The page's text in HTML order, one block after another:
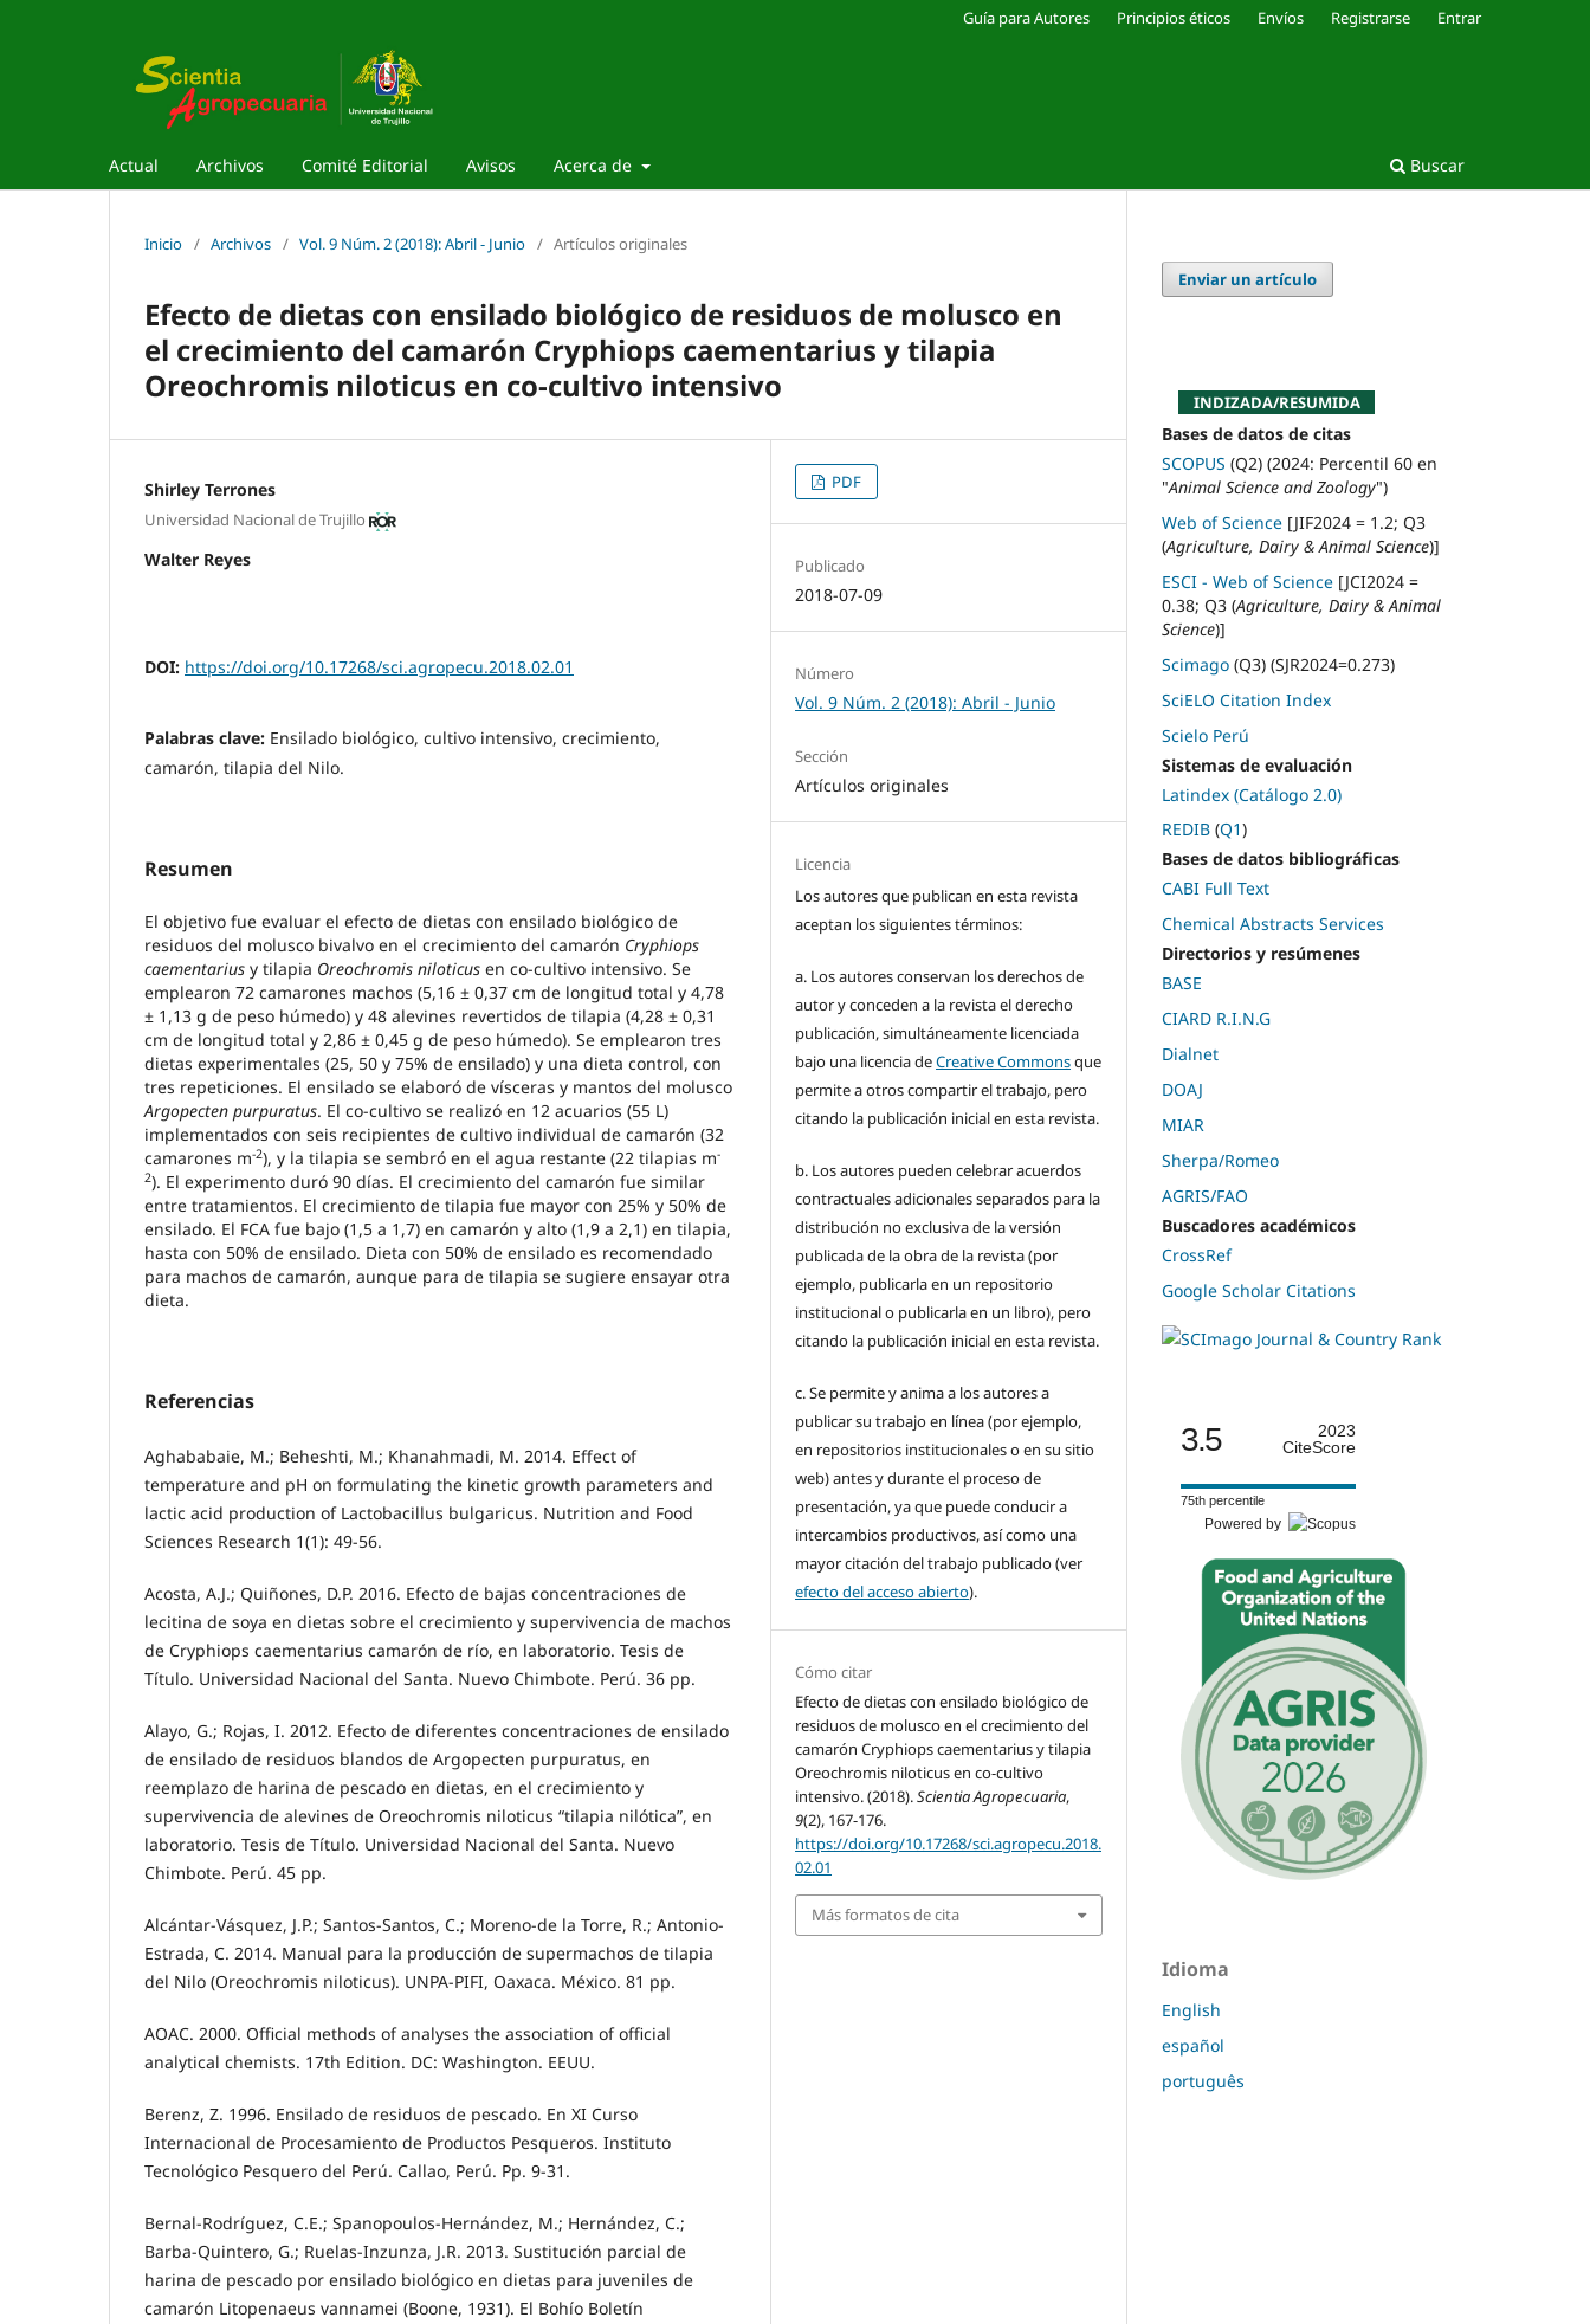
Actual Archivos Comité Editorial Avisos Acerca de Buscar
Guía para Autores Principios éticos Envíos Registrarse Entrar
Inicio / Archivos / Vol. 9 Núm. 2 (2018): Abril - Junio / Artículos originales
Efecto de dietas con ensilado biológico de residuos de molusco en
el crecimiento del camarón Cryphiops caementarius y tilapia
Oreochromis niloticus en co-cultivo intensivo
Shirley Terrones
Universidad Nacional de Trujillo
Walter Reyes
DOI: https://doi.org/10.17268/sci.agropecu.2018.02.01
Palabras clave: Ensilado biológico, cultivo intensivo, crecimiento,
camarón, tilapia del Nilo.
Resumen
El objetivo fue evaluar el efecto de dietas con ensilado biológico de
residuos del molusco bivalvo en el crecimiento del camarón Cryphiops
caementarius y tilapia Oreochromis niloticus en co-cultivo intensivo. Se
emplearon 72 camarones machos (5,16 ± 0,37 cm de longitud total y 4,78
± 1,13 g de peso húmedo) y 48 alevines revertidos de tilapia (4,28 ± 0,31
cm de longitud total y 2,86 ± 0,45 g de peso húmedo). Se emplearon tres
dietas experimentales (25, 50 y 75% de ensilado) y una dieta control, con
tres repeticiones. El ensilado se elaboró de vísceras y mantos del molusco
Argopecten purpuratus. El co-cultivo se realizó en 12 acuarios (55 L)
implementados con seis recipientes de cultivo individual de camarón (32
camarones m-2), y la tilapia se sembró en el agua restante (22 tilapias m-
2). El experimento duró 90 días. El crecimiento del camarón fue similar
entre tratamientos. El crecimiento de tilapia fue mayor con 25% y 50% de
ensilado. El FCA fue bajo (1,5 a 1,7) en camarón y alto (1,9 a 2,1) en tilapia,
hasta con 50% de ensilado. Dieta con 50% de ensilado es recomendado
para machos de camarón, aunque para de tilapia se sugiere ensayar otra
dieta.
Referencias
Aghababaie, M.; Beheshti, M.; Khanahmadi, M. 2014. Effect of
temperature and pH on formulating the kinetic growth parameters and
lactic acid production of Lactobacillus bulgaricus. Nutrition and Food
Sciences Research 1(1): 49-56.
Acosta, A.J.; Quiñones, D.P. 2016. Efecto de bajas concentraciones de
lecitina de soya en dietas sobre el crecimiento y supervivencia de machos
de Cryphiops caementarius camarón de río, en laboratorio. Tesis de
Título. Universidad Nacional del Santa. Nuevo Chimbote. Perú. 36 pp.
Alayo, G.; Rojas, I. 2012. Efecto de diferentes concentraciones de ensilado
de ensilado de residuos blandos de Argopecten purpuratus, en
reemplazo de harina de pescado en dietas, en el crecimiento y
supervivencia de alevines de Oreochromis niloticus “tilapia nilótica”, en
laboratorio. Tesis de Título. Universidad Nacional del Santa. Nuevo
Chimbote. Perú. 45 pp.
Alcántar-Vásquez, J.P.; Santos-Santos, C.; Moreno-de la Torre, R.; Antonio-
Estrada, C. 2014. Manual para la producción de supermachos de tilapia
del Nilo (Oreochromis niloticus). UNPA-PIFI, Oaxaca. México. 81 pp.
AOAC. 2000. Official methods of analyses the association of official
analytical chemists. 17th Edition. DC: Washington. EEUU.
Berenz, Z. 1996. Ensilado de residuos de pescado. En XI Curso
Internacional de Procesamiento de Productos Pesqueros. Instituto
Tecnológico Pesquero del Perú. Callao, Perú. Pp. 9-31.
Bernal-Rodríguez, C.E.; Spanopoulos-Hernández, M.; Hernández, C.;
Barba-Quintero, G.; Ruelas-Inzunza, J.R. 2013. Sustitución parcial de
harina de pescado por ensilado biológico en dietas para juveniles de
camarón Litopenaeus vannamei (Boone, 1931). El Bohío Boletín
PDF
Publicado
2018-07-09
Número
Vol. 9 Núm. 2 (2018): Abril - Junio
Sección
Artículos originales
Licencia
Los autores que publican en esta revista
aceptan los siguientes términos:
a. Los autores conservan los derechos de
autor y conceden a la revista el derecho
publicación, simultáneamente licenciada
bajo una licencia deCreative Commonsque
permite a otros compartir el trabajo, pero
citando la publicación inicial en esta revista.
b. Los autores pueden celebrar acuerdos
contractuales adicionales separados para la
distribución no exclusiva de la versión
publicada de la obra de la revista (por
ejemplo, publicarla en un repositorio
institucional o publicarla en un libro), pero
citando la publicación inicial en esta revista.
c. Se permite y anima a los autores a
publicar su trabajo en línea (por ejemplo,
en repositorios institucionales o en su sitio
web) antes y durante el proceso de
presentación, ya que puede conducir a
intercambios productivos, así como una
mayor citación del trabajo publicado (ver
efecto del acceso abierto).
Cómo citar
Efecto de dietas con ensilado biológico de
residuos de molusco en el crecimiento del
camarón Cryphiops caementarius y tilapia
Oreochromis niloticus en co-cultivo
intensivo. (2018).Scientia Agropecuaria,
9(2), 167-176.
https://doi.org/10.17268/sci.agropecu.2018.
02.01
Más formatos de cita
Enviar un artículo
INDIZADA/RESUMIDA
Bases de datos de citas
SCOPUS (Q2) (2024: Percentil 60 en
"Animal Science and Zoology")
Web of Science [JIF2024 = 1.2; Q3
(Agriculture, Dairy & Animal Science)]
ESCI - Web of Science [JCI2024 =
0.38; Q3 (Agriculture, Dairy & Animal
Science)]
Scimago (Q3) (SJR2024=0.273)
SciELO Citation Index
Scielo Perú
Sistemas de evaluación
Latindex (Catálogo 2.0)
REDIB (Q1)
Bases de datos bibliográficas
CABI Full Text
Chemical Abstracts Services
Directorios y resúmenes
BASE
CIARD R.I.N.G
Dialnet
DOAJ
MIAR
Sherpa/Romeo
AGRIS/FAO
Buscadores académicos
CrossRef
Google Scholar Citations
3.5
2023
CiteScore
75th percentile
Powered by
Idioma
English
español
português